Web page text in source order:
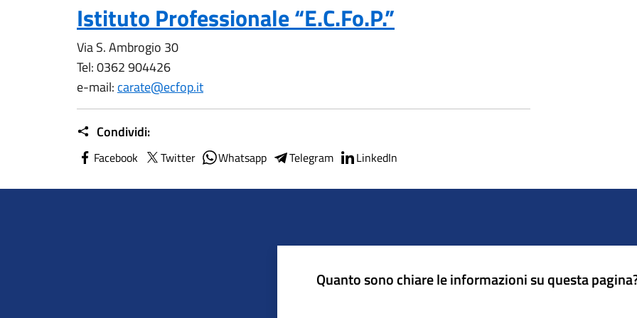
Istituto Professionale “E.C.Fo.P.”
Via S. Ambrogio 30
Tel: 0362 904426
e-mail: carate@ecfop.it
Condividi:
Facebook Twitter Whatsapp Telegram LinkedIn
Quanto sono chiare le informazioni su questa